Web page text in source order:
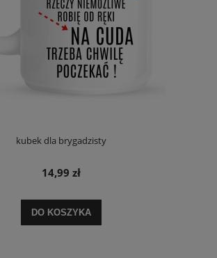
kubek dla brygadzisty
14,99 zł
DO KOSZYKA